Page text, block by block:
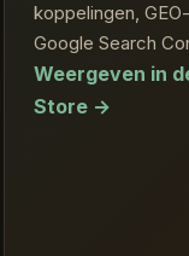
koppelingen,
Google Search
Weergeven in
Store →